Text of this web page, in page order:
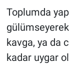
Toplumda
kavga, ya da
kadar uygar